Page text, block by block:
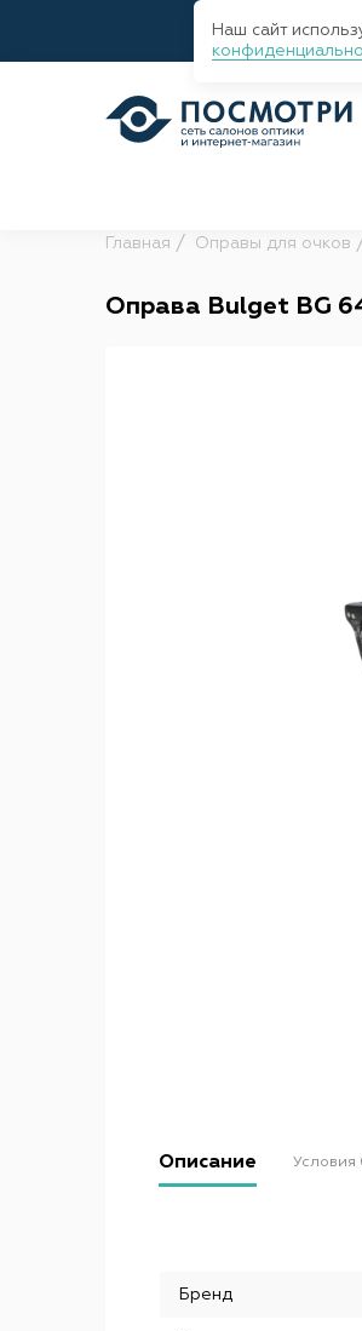
Главная Оправы для очков
Оправа Bulget BG
Описание Условия
Бренд
Наш сайт